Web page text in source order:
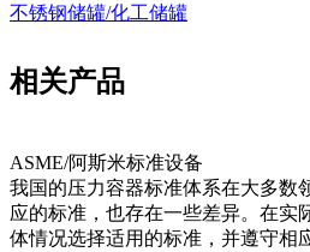
不锈钢储罐/化工储罐
相关产品
ASME/阿斯米标准设备
我国的压力容器标准体系在大多数
应的标准，也存在一些差异。在实
体情况选择适用的标准，并遵守相